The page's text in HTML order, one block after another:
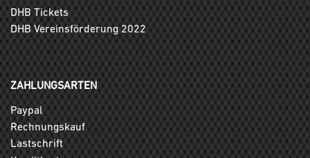
DHB Tickets
DHB Vereinsförderung 2022
ZAHLUNGSARTEN
Paypal
Rechnungskauf
Lastschrift